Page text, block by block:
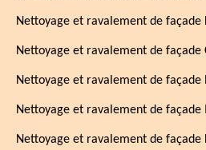
Nettoyage et ravalement de façade
Nettoyage et ravalement de façade
Nettoyage et ravalement de façade
Nettoyage et ravalement de
Nettoyage et ravalement de façade